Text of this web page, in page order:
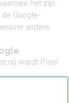
het zijn
Google-
andere
nú wordt Pixel
11-serie